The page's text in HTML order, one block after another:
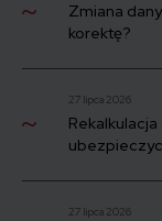
Zmiana
korektę?
27 lipca 2026
27 lipca 2026